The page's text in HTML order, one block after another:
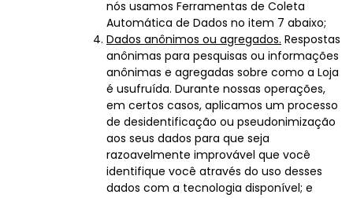
nós usamos Ferramentas de Coleta
Automática de Dados no item 7 abaixo;
Dados anônimos ou agregados. Respostas
anônimas para pesquisas ou informações
anônimas e agregadas sobre como a Loja
é usufruída. Durante nossas operações,
em certos casos, aplicamos um processo
de desidentificação ou pseudonimização
aos seus dados para que seja
razoavelmente improvável que você
identifique você através do uso desses
dados com a tecnologia disponível; e